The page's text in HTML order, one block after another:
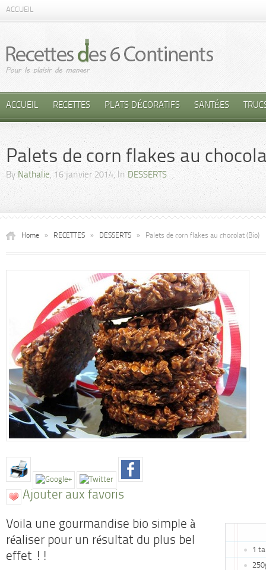
ACCUEIL
ACCUEIL RECETTES PLATS DÉCORATIFS SANTÉES
Palets de corn flakes au
By Nathalie, 16 janvier 2014, In DESSERTS
Home » RECETTES » DESSERTS » Palets de corn flakes au chocolat (Bio)
Ajouter aux favoris
1
Voila une gourmandise bio simple à
réaliser pour un résultat du plus bel
effet !!